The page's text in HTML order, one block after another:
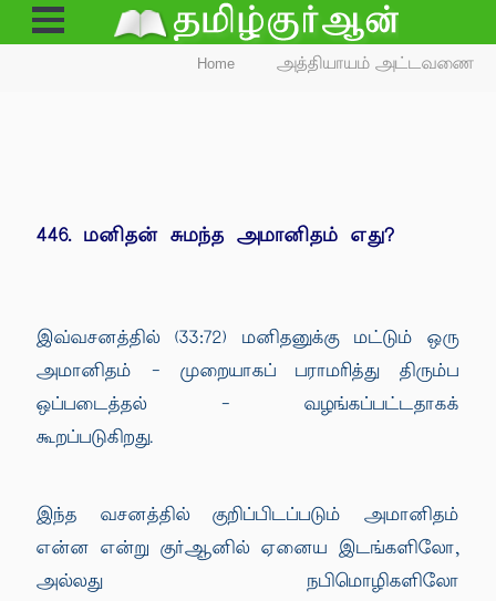
Open
Menu
Home அத்தியாயம் அட்டவணை
446. மனிதன் சுமந்த அமானிதம் எது?
இவ்வசனத்தில் (33:72) மனிதனுக்கு மட்டும் ஒரு
அமானிதம் - முறையாகப் பராமரித்து திரும்ப
ஒப்படைத்தல் - வழங்கப்பட்டதாகக்
கூறப்படுகிறது.
இந்த வசனத்தில் குறிப்பிடப்படும் அமானிதம்
என்ன என்று குர்ஆனில் ஏனைய இடங்களிலோ,
அல்லது நபிமொழிகளிலோ